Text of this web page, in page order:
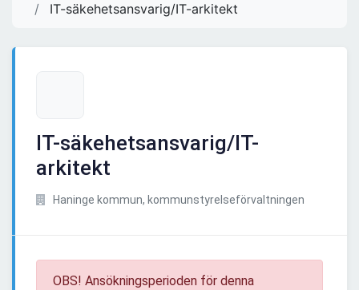
IT-säkehetsansvarig/IT-arkitekt
IT-säkehetsansvarig/IT-
arkitekt
Haninge kommun, kommunstyrelseförvaltningen
OBS! Ansökningsperioden för denna